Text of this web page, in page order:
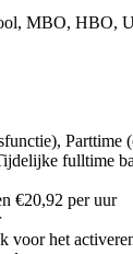
MBO, HBO,
Parttime
fulltime
€20,92 per uur
voor het